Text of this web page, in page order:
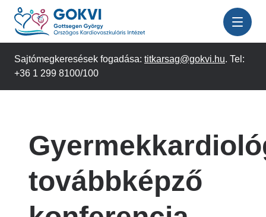
Ugrás
tartalomra
Sajtómegkeresések fogadása: titkarsag@gokvi.hu. Tel:
+36 1 299 8100/100
továbbképző